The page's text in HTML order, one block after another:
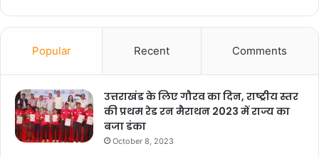
Popular Recent Comments
उत्तराखंड के लिए गौरव का दिन, राष्ट्रीय स्तर
की प्रथम रेड रन मैराथन 2023 में राज्य का
बजा डंका
October 8, 2023